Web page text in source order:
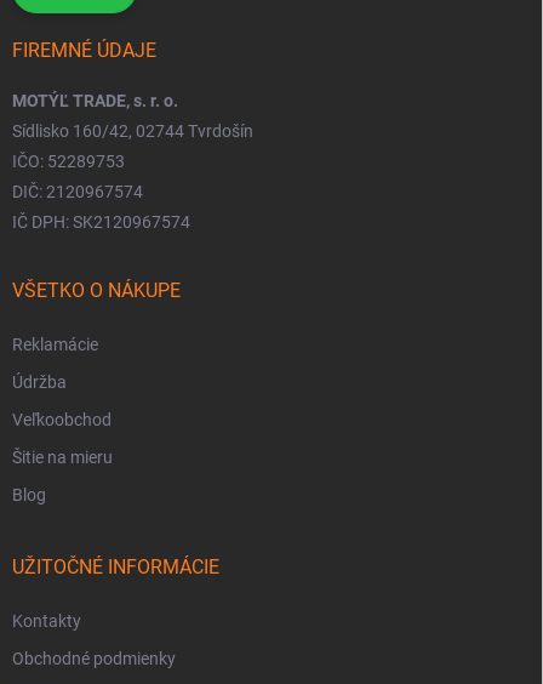
FIREMNÉ ÚDAJE
MOTÝĽ TRADE, s. r. o.
Sídlisko 160/42, 02744 Tvrdošín
IČO: 52289753
DIČ: 2120967574
IČ DPH: SK2120967574
VŠETKO O NÁKUPE
Reklamácie
Údržba
Veľkoobchod
Šitie na mieru
Blog
UŽITOČNÉ INFORMÁCIE
Kontakty
Obchodné podmienky